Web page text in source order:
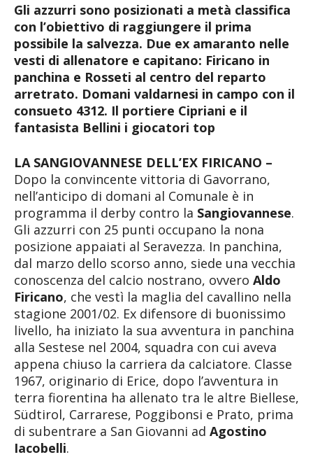
Gli azzurri sono posizionati a metà classifica
con l’obiettivo di raggiungere il prima
possibile la salvezza. Due ex amaranto nelle
vesti di allenatore e capitano: Firicano in
panchina e Rosseti al centro del reparto
arretrato. Domani valdarnesi in campo con il
consueto 4312. Il portiere Cipriani e il
fantasista Bellini i giocatori top
LA SANGIOVANNESE DELL’EX FIRICANO –
Dopo la convincente vittoria di Gavorrano,
nell’anticipo di domani al Comunale è in
programma il derby contro la Sangiovannese.
Gli azzurri con 25 punti occupano la nona
posizione appaiati al Seravezza. In panchina,
dal marzo dello scorso anno, siede una vecchia
conoscenza del calcio nostrano, ovvero Aldo
Firicano, che vestì la maglia del cavallino nella
stagione 2001/02. Ex difensore di buonissimo
livello, ha iniziato la sua avventura in panchina
alla Sestese nel 2004, squadra con cui aveva
appena chiuso la carriera da calciatore. Classe
1967, originario di Erice, dopo l’avventura in
terra fiorentina ha allenato tra le altre Biellese,
Südtirol, Carrarese, Poggibonsi e Prato, prima
di subentrare a San Giovanni ad Agostino
Iacobelli.